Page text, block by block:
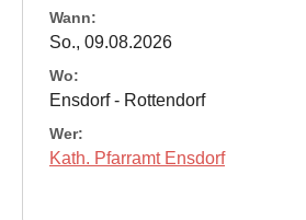
Wann:
So., 09.08.2026
Wo:
Ensdorf - Rottendorf
Wer:
Kath. Pfarramt Ensdorf